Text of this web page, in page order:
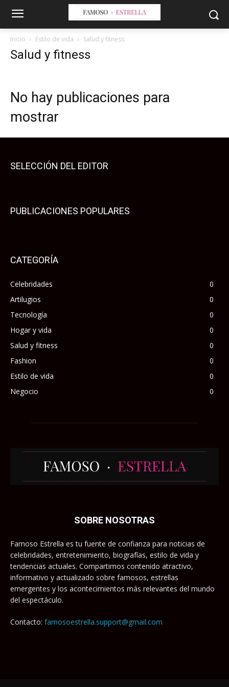
Inicio Estilo de vida Salud y fitness
Salud y fitness
No hay publicaciones para
mostrar
SELECCIÓN DEL EDITOR
PUBLICACIONES POPULARES
CATEGORÍA
Celebridades
0
Artilugios
0
Tecnología
0
Hogar y vida
0
Salud y fitness
0
Fashion
0
Estilo de vida
0
Negocio
0
SOBRE NOSOTRAS
Famoso Estrella es tu fuente de confianza para noticias de
celebridades, entretenimiento, biografías, estilo de vida y
tendencias actuales. Compartimos contenido atractivo,
informativo y actualizado sobre famosos, estrellas
emergentes y los acontecimientos más relevantes del mundo
del espectáculo.
Contacto: famosoestrella.support@gmail.com